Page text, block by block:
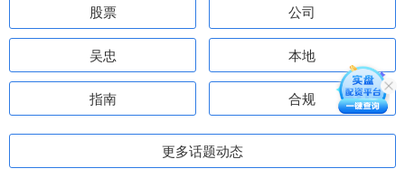
股票 公司
吴忠 本地
指南 合规
更多话题动态